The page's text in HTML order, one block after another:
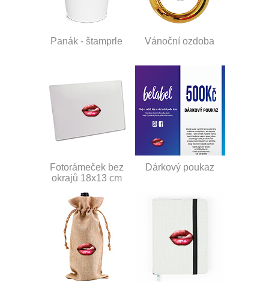
Panák - štamprle Vánoční ozdoba
Fotorámeček bez
okrajů 18x13 cm
Dárkový poukaz